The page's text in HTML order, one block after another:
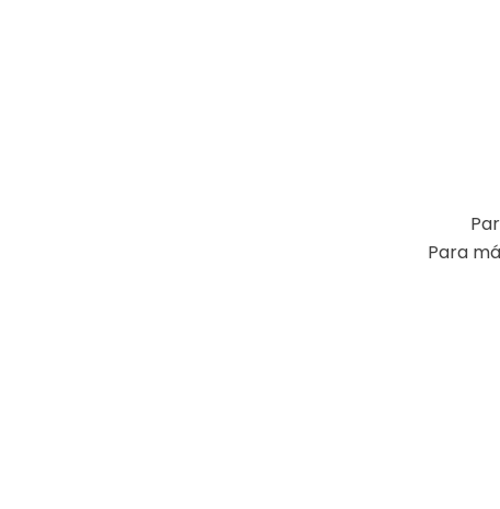
Para